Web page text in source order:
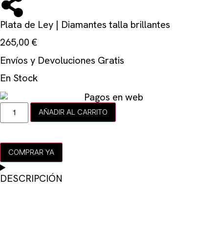
Plata de Ley | Diamantes talla brillantes
265,00 €
Envíos y Devoluciones Gratis
En Stock
AÑADIR AL CARRITO
COMPRAR YA
DESCRIPCIÓN